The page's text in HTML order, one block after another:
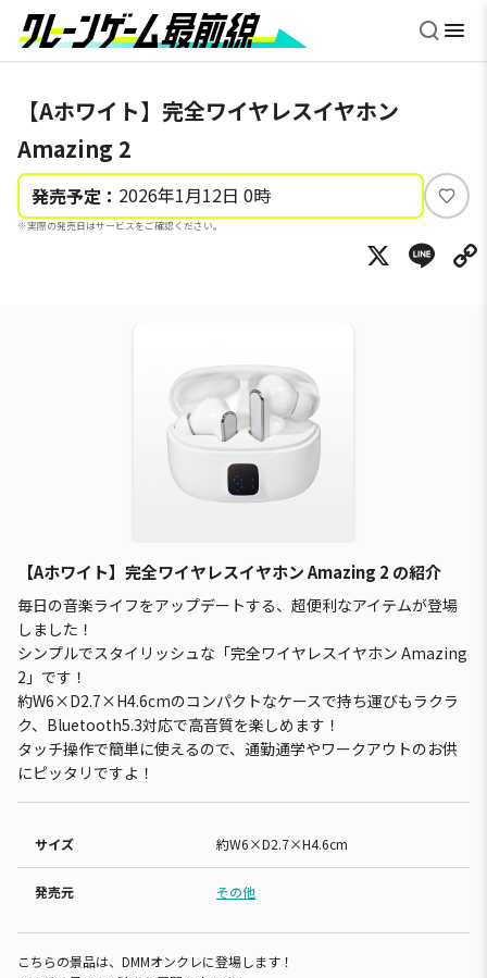
【Aホワイト】完全ワイヤレスイヤホン
Amazing 2
発売予定： 2026年1月12日 0時
※実際の発売日はサービスをご確認ください。
い
ね
X
【Aホワイト】完全ワイヤレスイヤホン Amazing 2 の紹介
毎日の音楽ライフをアップデートする、超便利なアイテムが登場
しました！
シンプルでスタイリッシュな「完全ワイヤレスイヤホン Amazing
2」です！
約W6×D2.7×H4.6cmのコンパクトなケースで持ち運びもラクラ
ク、Bluetooth5.3対応で高音質を楽しめます！
タッチ操作で簡単に使えるので、通勤通学やワークアウトのお供
にピッタリですよ！
サイズ 約W6×D2.7×H4.6cm
発売元 その他
こちらの景品は、DMMオンクレに登場します！